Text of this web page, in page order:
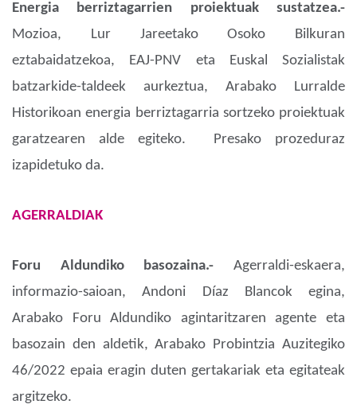
Energia berriztagarrien proiektuak sustatzea.-
Mozioa, Lur Jareetako Osoko Bilkuran
eztabaidatzekoa, EAJ-PNV eta Euskal Sozialistak
batzarkide-taldeek aurkeztua, Arabako Lurralde
Historikoan energia berriztagarria sortzeko proiektuak
garatzearen alde egiteko. Presako prozeduraz
izapidetuko da.
AGERRALDIAK
Foru Aldundiko basozaina.- Agerraldi-eskaera,
informazio-saioan, Andoni Díaz Blancok egina,
Arabako Foru Aldundiko agintaritzaren agente eta
basozain den aldetik, Arabako Probintzia Auzitegiko
46/2022 epaia eragin duten gertakariak eta egitateak
argitzeko.